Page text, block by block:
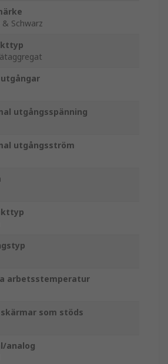
& Schwarz
utgångsspänning
utgångsström
arbetsstemperatur
som stöds
analog